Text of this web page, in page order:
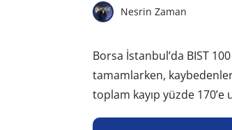
Nesrin Zaman
Borsa İstanbul’da BIST
tamamlarken,
toplam kayıp yüzde 170’e